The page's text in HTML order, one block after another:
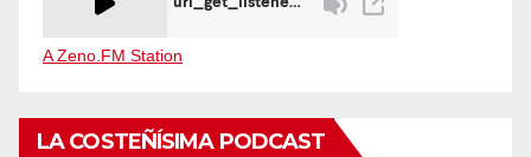
A Zeno.FM Station
LA COSTEÑÍSIMA PODCAST